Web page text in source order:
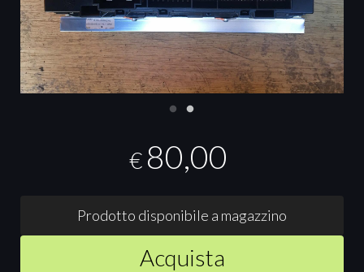
€ 80,00
Prodotto disponibile a magazzino
Acquista